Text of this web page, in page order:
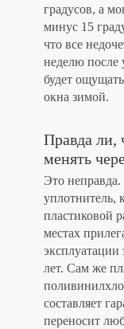
градусов, а
минус 15
что все
неделю после
будет
окна зимой.
Правда ли,
менять
Это
уплотнитель,
пластиковой
местах
эксплуатации
лет. Сам же
составляет
переносит